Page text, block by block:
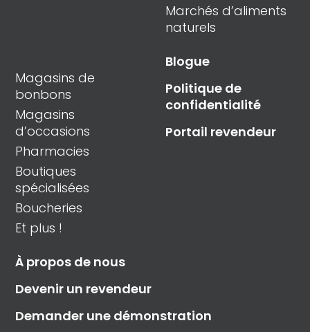
Marchés d’aliments
naturels
Magasins de
bonbons
Magasins
d’occasions
Pharmacies
Boutiques
spécialisées
Boucheries
Et plus !
Blogue
Politique de
confidentialité
Portail revendeur
À propos de nous
Devenir un revendeur
Demander une démonstration